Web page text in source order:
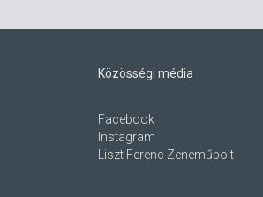
Közösségi média
Facebook
Instagram
Liszt Ferenc Zeneműbolt